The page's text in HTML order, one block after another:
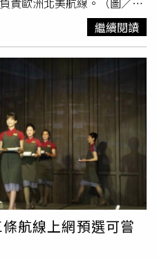
的航點，以「東京、大阪、
他航點也持續開出紅盤買
航線機票皆可享有最高 88
20,079元起 (未稅)，飛往
艙更是下殺8折，峴港、清
。此外，華航網站線上旅展
5,063 元起(未稅)、台北
台北－布里斯本 TWD
台北－安大略 TWD 25,701
港 TWD 24,273 元起(未
起(未稅)、台北－峇里島
中國信託中華航空聯名卡
網站專區購票，最優可享 9
，最高加碼贈 5 ,000 哩，
元再加碼送 1 萬哩優惠。
TTE 將於明天（26日）～
6月2～5日展開。華航首先
25天優惠促銷，至華航網站
不論商務艙、豪華經濟艙或
，高雄-香港經濟艙來回機票
本最低 20,079 元起 (未
及豪華經濟艙更是下殺 8
到 25,000 元。商務艙包括
(未稅)，台北-清邁也只要
元 (未稅)。經濟艙包
元 (未稅)，台北-宿霧
20,079 元 (未稅)，獨家飛
)，而 7 月 18 日將開航的
)。台灣虎航22日起推出冬
韓、東南亞等熱門航點。
繼續閱讀
航線上網預選可嘗